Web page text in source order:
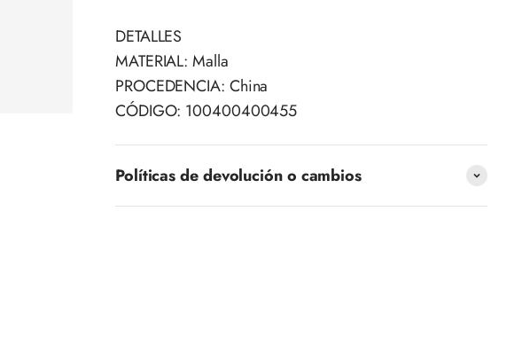
DETALLES
MATERIAL: Malla
PROCEDENCIA: China
CÓDIGO: 100400400455
Políticas de devolución o cambios